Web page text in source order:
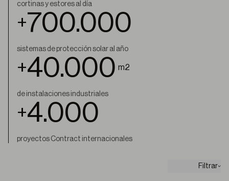
cortinas y estores al día
+700.000
sistemas de protección solar al año
+40.000 m2
de instalaciones industriales
+4.000
proyectos Contract internacionales
Filtrar